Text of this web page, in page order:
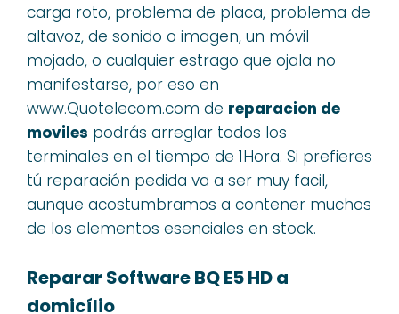
carga roto, problema de placa, problema de
altavoz, de sonido o imagen, un móvil
mojado, o cualquier estrago que ojala no
manifestarse, por eso en
www.Quotelecom.com de reparacion de
moviles podrás arreglar todos los
terminales en el tiempo de 1Hora. Si prefieres
tú reparación pedida va a ser muy facil,
aunque acostumbramos a contener muchos
de los elementos esenciales en stock.
Reparar Software BQ E5 HD a
domicílio